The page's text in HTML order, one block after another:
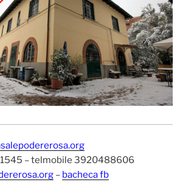
– telmobile 3920488606
– bacheca fb